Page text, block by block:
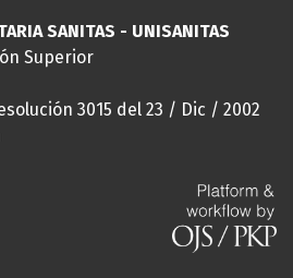
SANITAS - UNISANITAS
Superior
3015 del 23 / Dic / 2002